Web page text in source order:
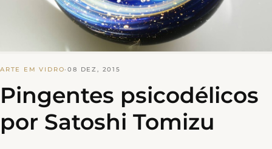
ARTE EM VIDRO·08 DEZ, 2015
Pingentes psicodélicos
por Satoshi Tomizu